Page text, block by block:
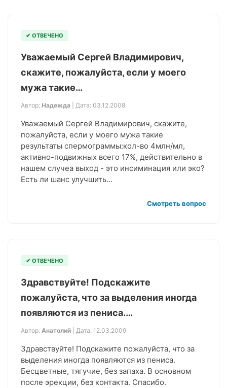
✔ ОТВЕЧЕНО
Уважаемый Сергей Владимирович,
скажите, пожалуйста, если у моего
мужа такие…
Автор: Надежда | Дата: 03.12.2008
Уважаемый Сергей Владимирович, скажите,
пожалуйста, если у моего мужа такие
результаты спермограммы:кол-во 4млн/мл,
активно-подвижных всего 17%, действительно в
нашем случеа выход - это инсиминация или эко?
Есть ли шанс улучшить…
Смотреть вопрос
✔ ОТВЕЧЕНО
Здравствуйте! Подскажите
пожалуйста, что за выделения иногда
появляются из пениса.…
Автор: Анатолий | Дата: 12.03.2009
Здравствуйте! Подскажите пожалуйста, что за
выделения иногда появляются из пениса.
Бесцветные, тягучие, без запаха. В основном
после эрекции, без контакта. Спасибо.